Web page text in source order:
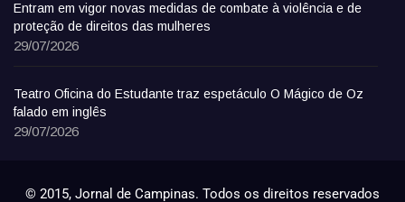
Entram em vigor novas medidas de combate à violência e de
proteção de direitos das mulheres
29/07/2026
Teatro Oficina do Estudante traz espetáculo O Mágico de Oz
falado em inglês
29/07/2026
© 2015, Jornal de Campinas. Todos os direitos reservados